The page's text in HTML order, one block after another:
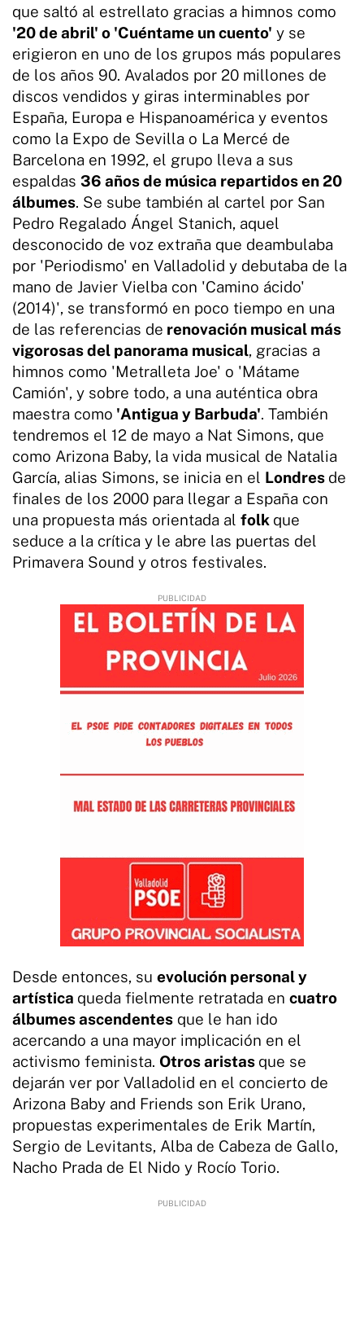
que saltó al estrellato gracias a himnos como
'20 de abril' o 'Cuéntame un cuento' y se
erigieron en uno de los grupos más populares
de los años 90. Avalados por 20 millones de
discos vendidos y giras interminables por
España, Europa e Hispanoamérica y eventos
como la Expo de Sevilla o La Mercé de
Barcelona en 1992, el grupo lleva a sus
espaldas 36 años de música repartidos en 20
álbumes. Se sube también al cartel por San
Pedro Regalado Ángel Stanich, aquel
desconocido de voz extraña que deambulaba
por 'Periodismo' en Valladolid y debutaba de la
mano de Javier Vielba con 'Camino ácido'
(2014)', se transformó en poco tiempo en una
de las referencias de renovación musical más
vigorosas del panorama musical, gracias a
himnos como 'Metralleta Joe' o 'Mátame
Camión', y sobre todo, a una auténtica obra
maestra como 'Antigua y Barbuda'. También
tendremos el 12 de mayo a Nat Simons, que
como Arizona Baby, la vida musical de Natalia
García, alias Simons, se inicia en el Londres de
finales de los 2000 para llegar a España con
una propuesta más orientada al folk que
seduce a la crítica y le abre las puertas del
Primavera Sound y otros festivales.
Desde entonces, su evolución personal y
artística queda fielmente retratada en cuatro
álbumes ascendentes que le han ido
acercando a una mayor implicación en el
activismo feminista. Otros aristas que se
dejarán ver por Valladolid en el concierto de
Arizona Baby and Friends son Erik Urano,
propuestas experimentales de Erik Martín,
Sergio de Levitants, Alba de Cabeza de Gallo,
Nacho Prada de El Nido y Rocío Torio.